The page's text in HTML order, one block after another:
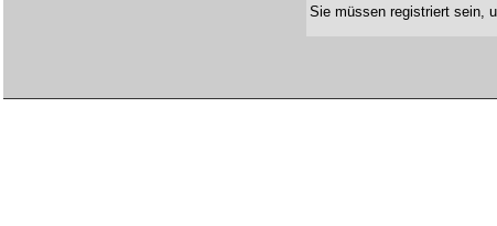
Sie müssen registriertsein,